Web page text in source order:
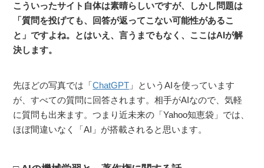
こういったサイト自体は素晴らしいですが、しかし問題は
「質問を投げても、回答が返ってこない可能性があるこ
と」ですよね。とはいえ、言うまでもなく、ここはAIが解
決します。
先ほどの写真では「ChatGPT 」というAIを使っています
が、すべての質問に回答されます。相手がAIなので、気軽
に質問も出来ます。つまり近未来の「Yahoo知恵袋」では、
ほぼ間違いなく「AI」が搭載されると思います。